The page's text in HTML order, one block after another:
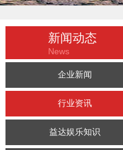
新闻动态
News
企业新闻
行业资讯
益达娱乐知识